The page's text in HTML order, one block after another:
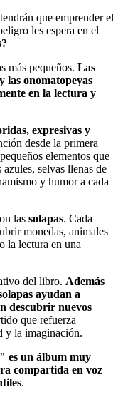
que emprender el
les espera en el
más pequeños. Las
las onomatopeyas
en la lectura y
expresivas y
desde la primera
elementos que
selvas llenas de
y humor a cada
las solapas. Cada
monedas, animales
la lectura en una
del libro. Además
ayudan a
descubrir nuevos
que refuerza
y la imaginación.
es un álbum muy
compartida en voz
.